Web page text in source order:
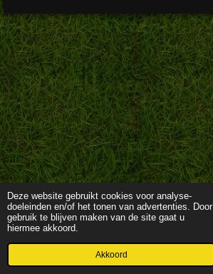
Deze website gebruikt cookies voor analyse-
doeleinden en/of het tonen van advertenties. Door
gebruik te blijven maken van de site gaat u
hiermee akkoord.
Akkoord